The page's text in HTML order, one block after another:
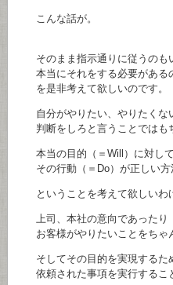
こんな話が。
そのまま指示通りに従うのも
本当にそれをする必要がある
を是非考えて欲しいのです。
自分がやりたい、やりたくな
判断をしろと言うことではも
本当の目的（＝Will）に対して
その行動（＝Do）が正しい方
ということを考えて欲しいわ
上司、本社の意向であったり
お客様がやりたいことをちゃ
そしてその目的を実現するた
依頼された事項を実行するこ